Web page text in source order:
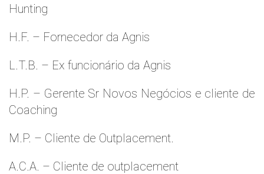
Hunting
H.F. – Fornecedor da Agnis
L.T.B. – Ex funcionário da Agnis
H.P. – Gerente Sr Novos Negócios e cliente de
Coaching
M.P. – Cliente de Outplacement.
A.C.A. – Cliente de outplacement